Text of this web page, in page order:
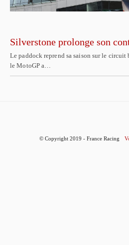
Silverstone prolonge son
Le paddock reprend sa saison sur le circuit
le MotoGP a…
© Copyright 2019 - France Racing